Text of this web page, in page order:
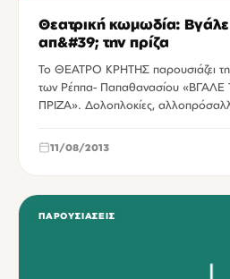
Θεατρική κωμωδία:
απ&#39; την πρίζα
Το ΘΕΑΤΡΟ ΚΡΗΤΗΣ παρουσιάζει
των Ρέππα- Παπαθανασίου
ΠΡΙΖΑ». Δολοπλοκίες,
11/08/2013
ΠΑΡΟΥΣΙΆΣΕΙΣ